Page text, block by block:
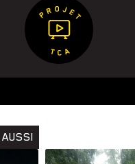
AUSSI